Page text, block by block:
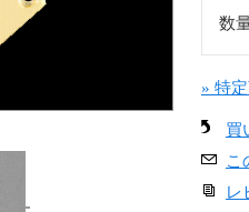
数
» 特
買
こ
レ